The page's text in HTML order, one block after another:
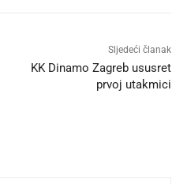
Sljedeći članak
KK Dinamo Zagreb ususret
prvoj utakmici